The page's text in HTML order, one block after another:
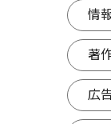
情
著
広